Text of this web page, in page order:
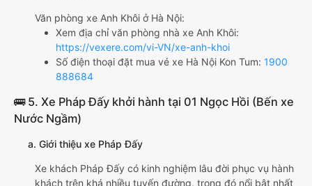
Văn phòng xe Anh Khôi ở Hà Nội:
Xem địa chỉ văn phòng nhà xe Anh Khôi:
https://vexere.com/vi-VN/xe-anh-khoi
Số điện thoại đặt mua vé xe Hà Nội Kon Tum: 1900
888684
🚌 5. Xe Pháp Đấy khởi hành tại 01 Ngọc Hồi (Bến xe
Nước Ngầm)
a. Giới thiệu xe Pháp Đấy
Xe khách Pháp Đấy có kinh nghiệm lâu đời phục vụ hành
khách trên khá nhiều tuyến đường, trong đó nổi bật nhất